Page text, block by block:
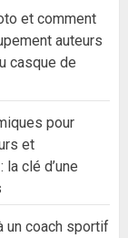
et comment
auteurs
casque de
pour
et
clé d’une
un coach sportif